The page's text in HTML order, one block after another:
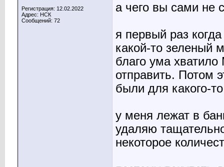
Регистрация: 12.02.2022
Адрес: НСК
Сообщений: 72
а чего вы сами не
я первый раз
какой-то зеленый
благо ума
отправить. Потом
были для какого-
у меня лежат в
удаляю
некоторое